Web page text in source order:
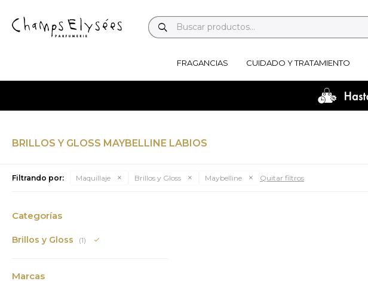
FRAGANCIAS CUIDADO Y TRATAMIENTO
BRILLOS Y GLOSS MAYBELLINE LABIOS
Filtrando por: Maquillaje Brillos y Gloss Maybelline Quitar filtros
Categorías
Brillos y Gloss (1)
Marcas